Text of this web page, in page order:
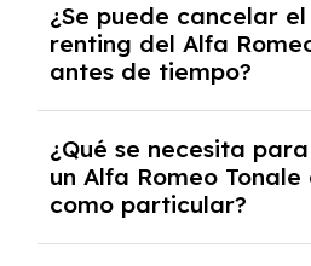
tendrás que pagar ningún
salvo en casos que lo exija
debido al resultado del
económica.
¿Se puede cancelar
renting del Alfa
antes de tiempo?
pero puede haber
cancelación anticipada.
las condiciones del
experto que te asesore.
¿Qué se necesita
un Alfa Romeo
como particular?